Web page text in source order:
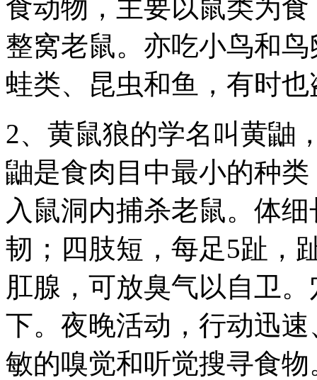
食动物，主要以鼠类为
整窝老鼠。亦吃小鸟和
蛙类、昆虫和鱼，有时
2、黄鼠狼的学名叫黄鼬
鼬是食肉目中最小的种
入鼠洞内捕杀老鼠。体
韧；四肢短，每足5趾，
肛腺，可放臭气以自卫
下。夜晚活动，行动迅
敏的嗅觉和听觉搜寻食